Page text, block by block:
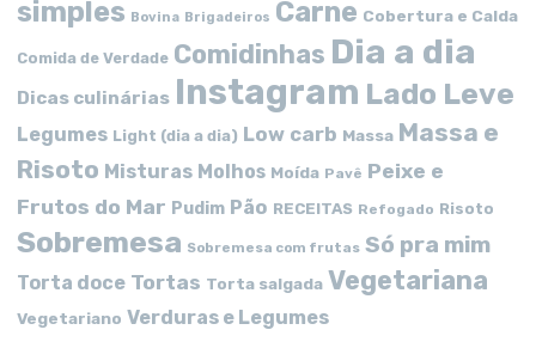
simples Bovina Brigadeiros Carne Cobertura e Calda
Comida de Verdade Comidinhas Dia a dia
Dicas culinárias Instagram Lado Leve
Legumes Light (dia a dia) Low carb Massa Massa e
Risoto Misturas Molhos Moída Pavê Peixe e
Frutos do Mar Pudim Pão RECEITAS Refogado Risoto
Sobremesa Sobremesa com frutas Só pra mim
Torta doce Tortas Torta salgada Vegetariana
Vegetariano Verduras e Legumes